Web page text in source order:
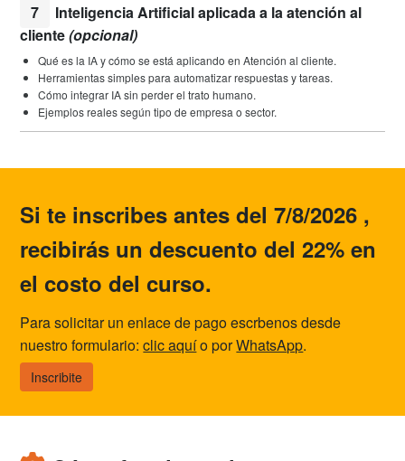
7
Inteligencia Artificial aplicada a la atención al
cliente(opcional)
Qué es la IA y cómo se está aplicando en Atención al cliente.
Herramientas simples para automatizar respuestas y tareas.
Cómo integrar IA sin perder el trato humano.
Ejemplos reales según tipo de empresa o sector.
Si te inscribes antes del 7/8/2026 ,
recibirás un descuento del 22% en
el costo del curso.
Para solicitar un enlace de pago escrbenos desde
nuestro formulario:clic aquío porWhatsApp.
Inscribite